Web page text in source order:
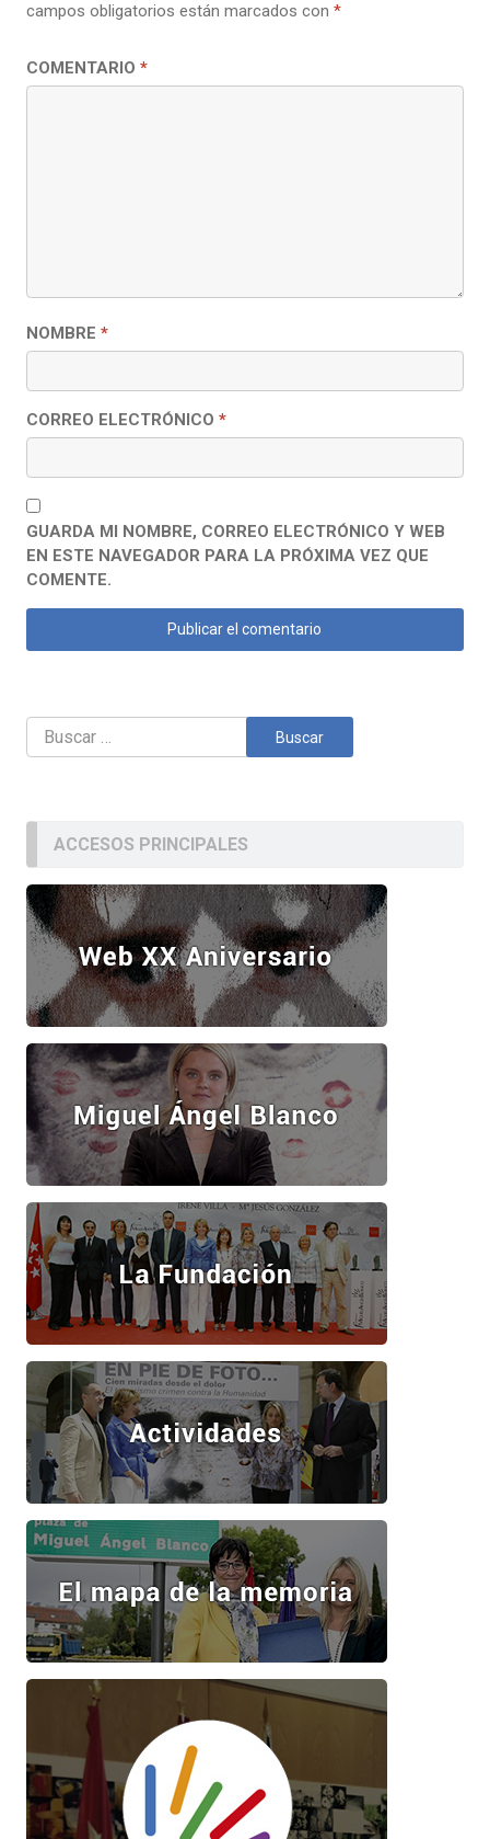
campos obligatorios están marcados con *
COMENTARIO *
NOMBRE *
CORREO ELECTRÓNICO *
GUARDA MI NOMBRE, CORREO ELECTRÓNICO Y WEB
EN ESTE NAVEGADOR PARA LA PRÓXIMA VEZ QUE
COMENTE.
Buscar:
ACCESOS PRINCIPALES